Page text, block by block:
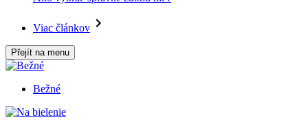
Viac článkov
Přejít na menu
Bežné